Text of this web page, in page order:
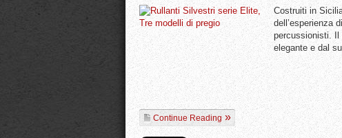
Costruiti in
dell’esperienza
percussionisti. Il
elegante e dal
Continue Reading